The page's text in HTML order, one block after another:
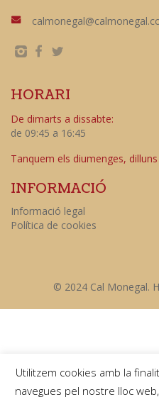
HORARI
De dimarts a dissabte:
de 09:45 a 16:45
Tanquem els diumenges,
INFORMACIÓ
Informació legal
Política de cookies
© 2024 Cal Monegal.
Utilitzem cookies amb la
navegues pel nostre lloc